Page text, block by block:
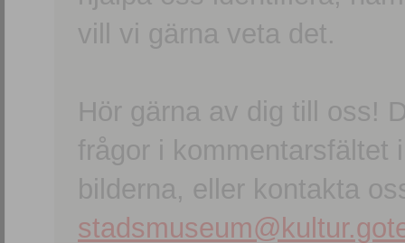
vill vi gärna veta det.
Hör gärna av dig till oss!
frågor i kommentarsfältet
bilderna, eller kontakta